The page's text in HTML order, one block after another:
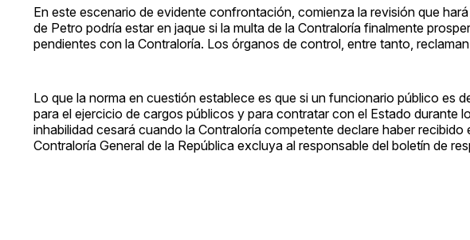
En este escenario de evidente confrontación, comienza la revisión que
de Petro podría estar en jaque si la multa de la Contraloría finalmente
pendientes con la Contraloría. Los órganos de control, entre tanto,
Lo que la norma en cuestión establece es que si un funcionario público es
para el ejercicio de cargos públicos y para contratar con el Estado durante
inhabilidad cesará cuando la Contraloría competente declare haber
Contraloría General de la República excluya al responsable del boletín de